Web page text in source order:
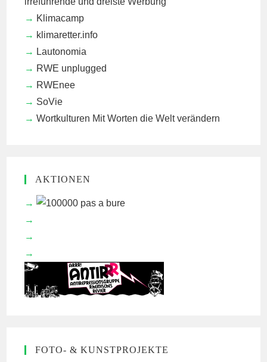
Klimacamp
klimaretter.info
Lautonomia
RWE unplugged
RWEnee
SoVie
Wortkulturen Mit Worten die Welt verändern
AKTIONEN
FOTO- & KUNSTPROJEKTE